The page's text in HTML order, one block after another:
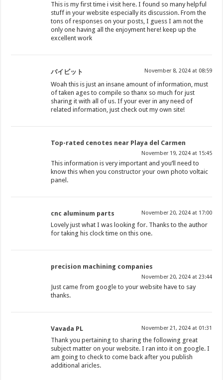
This is my first time i visit here. I found so many helpful
stuff in your website especially its discussion. From the
tons of responses on your posts, I guess I am not the
only one having all the enjoyment here! keep up the
excellent work
バイビット November 8, 2024 at 08:59
Woah this is just an insane amount of information, must
of taken ages to compile so thanx so much for just
sharing it with all of us. If your ever in any need of
related information, just check out my own site!
Top-rated cenotes near Playa del Carmen
November 19, 2024 at 15:45
This information is very important and you’ll need to
know this when you constructor your own photo voltaic
panel.
cnc aluminum parts November 20, 2024 at 17:00
Lovely just what I was looking for. Thanks to the author
for taking his clock time on this one.
precision machining companies
November 20, 2024 at 23:44
Just came from google to your website have to say
thanks.
Vavada PL November 21, 2024 at 01:31
Thank you pertaining to sharing the following great
subject matter on your website. I ran into it on google. I
am going to check to come back after you publish
additional aricles.